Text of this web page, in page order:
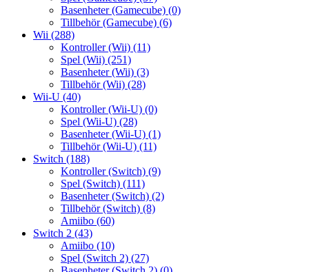
Basenheter (Gamecube) (0)
Tillbehör (Gamecube) (6)
Wii (288)
Kontroller (Wii) (11)
Spel (Wii) (251)
Basenheter (Wii) (3)
Tillbehör (Wii) (28)
Wii-U (40)
Kontroller (Wii-U) (0)
Spel (Wii-U) (28)
Basenheter (Wii-U) (1)
Tillbehör (Wii-U) (11)
Switch (188)
Kontroller (Switch) (9)
Spel (Switch) (111)
Basenheter (Switch) (2)
Tillbehör (Switch) (8)
Amiibo (60)
Switch 2 (43)
Amiibo (10)
Spel (Switch 2) (27)